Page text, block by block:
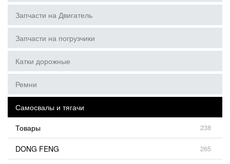
Запчасти на Двигатель
Запчасти на погрузчики
Катки дорожные
Ремни
Самосвалы и тягачи
Товары
238
DONG FENG 265